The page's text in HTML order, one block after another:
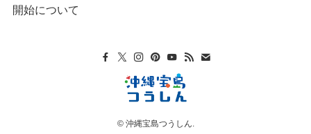
開始について
©沖縄宝島つうしん.